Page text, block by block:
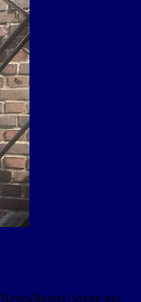
Remix-Szene mit